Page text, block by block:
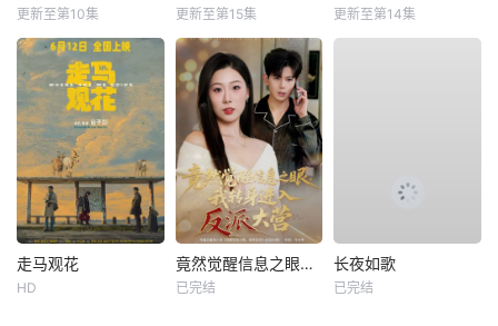
更新至第10集 更新至第15集 更新至第14集
走马观花
HD
竟然觉醒信息之眼，我转身进入反派大营
已完结
长夜如歌
已完结